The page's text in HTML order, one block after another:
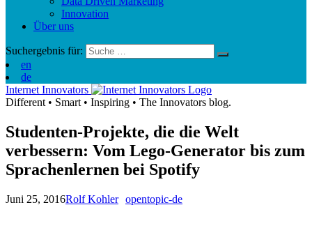
Innovation
Über uns
Suchergebnis für:
en
de
Internet Innovators
Different • Smart • Inspiring • The Innovators blog.
Studenten-Projekte, die die Welt
verbessern: Vom Lego-Generator bis zum
Sprachenlernen bei Spotify
Juni 25, 2016Rolf Kohler opentopic-de